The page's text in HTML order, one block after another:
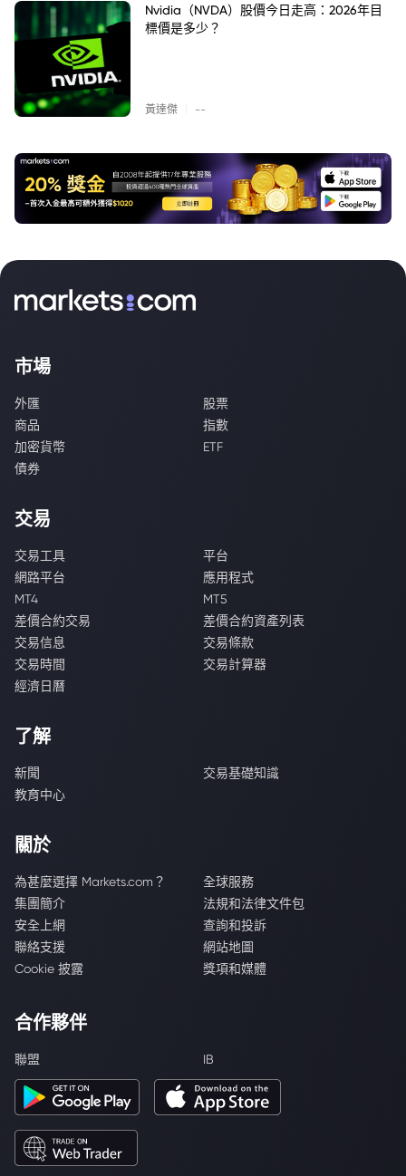
Nvidia（NVDA）股價今日走高：2026年目
標價是多少？
黃達傑 --
市場
外匯
股票
商品
指數
加密貨幣
ETF
債券
交易
交易工具
平台
網路平台
應用程式
MT4
MT5
差價合約交易
差價合約資產列表
交易信息
交易條款
交易時間
交易計算器
經濟日曆
了解
新聞
交易基礎知識
教育中心
關於
為甚麼選擇 Markets.com？
全球服務
集團簡介
法規和法律文件包
安全上網
查詢和投訴
聯絡支援
網站地圖
Cookie 披露
獎項和媒體
合作夥伴
聯盟 IB